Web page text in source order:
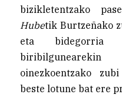
bizikletentzako
Hubetik Burtzeñako
eta bidegorria
biribilgunearekin
oinezkoentzako
beste lotune bat ere